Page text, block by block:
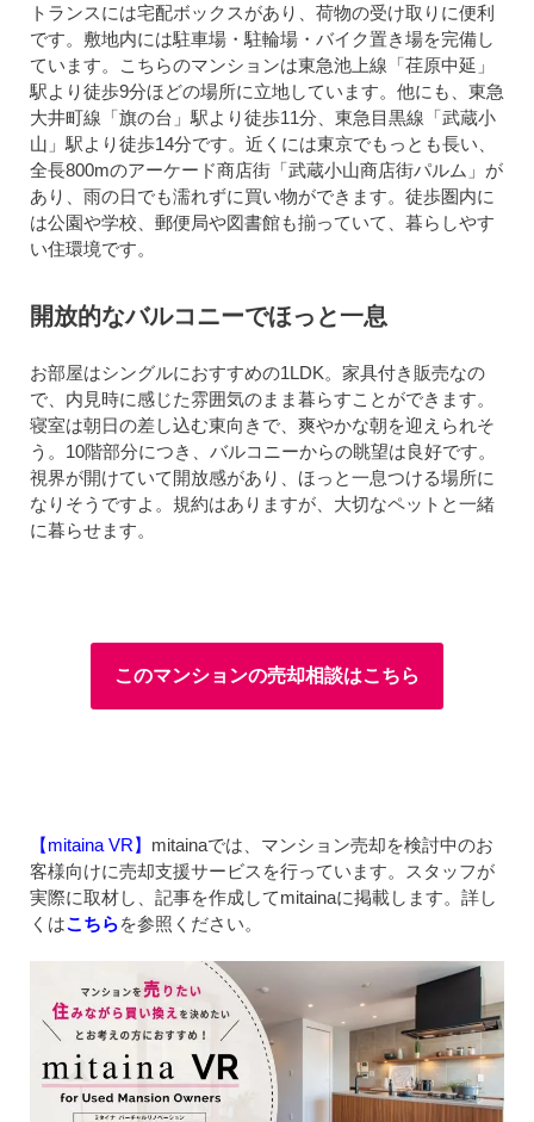
トランスには宅配ボックスがあり、荷物の受け取りに便利
です。敷地内には駐車場・駐輪場・バイク置き場を完備し
ています。こちらのマンションは東急池上線「荏原中延」
駅より徒歩9分ほどの場所に立地しています。他にも、東急
大井町線「旗の台」駅より徒歩11分、東急目黒線「武蔵小
山」駅より徒歩14分です。近くには東京でもっとも長い、
全長800mのアーケード商店街「武蔵小山商店街パルム」が
あり、雨の日でも濡れずに買い物ができます。徒歩圏内に
は公園や学校、郵便局や図書館も揃っていて、暮らしやす
い住環境です。
開放的なバルコニーでほっと一息
お部屋はシングルにおすすめの1LDK。家具付き販売なの
で、内見時に感じた雰囲気のまま暮らすことができます。
寝室は朝日の差し込む東向きで、爽やかな朝を迎えられそ
う。10階部分につき、バルコニーからの眺望は良好です。
視界が開けていて開放感があり、ほっと一息つける場所に
なりそうですよ。規約はありますが、大切なペットと一緒
に暮らせます。
このマンションの売却相談はこちら
【mitaina VR】 mitainaでは、マンション売却を検討中のお
客様向けに売却支援サービスを行っています。スタッフが
実際に取材し、記事を作成してmitainaに掲載します。詳し
くはこちらを参照ください。